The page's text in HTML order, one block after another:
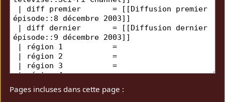
Pages incluses dans cette page :